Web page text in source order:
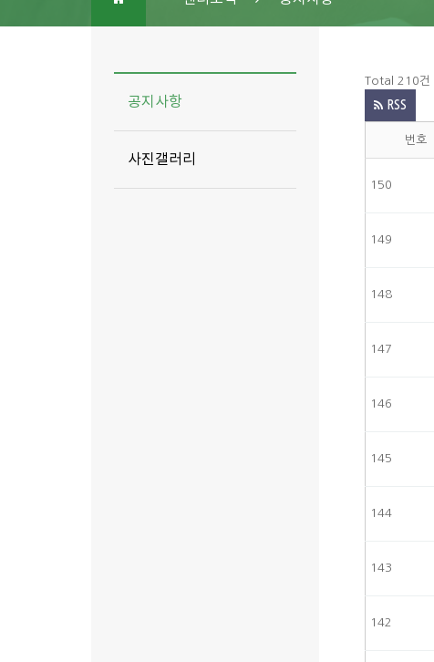
공지사항
사진갤러리
Total 210건
RSS
번호
150
149
148
147
146
145
144
143
142